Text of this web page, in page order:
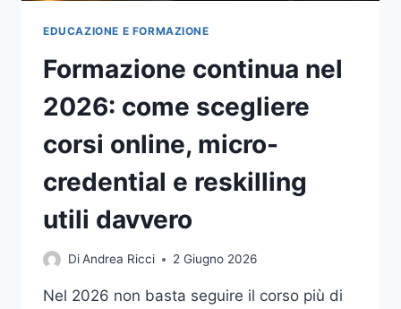
EDUCAZIONE E FORMAZIONE
Formazione continua nel
2026: come scegliere
corsi online, micro-
credential e reskilling
utili davvero
DiAndrea Ricci 2 Giugno 2026
Nel 2026 non basta seguire il corso più di